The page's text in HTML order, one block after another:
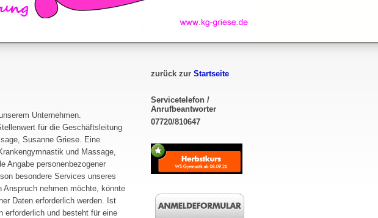
Unternehmen.
für die Geschäftsleitung
Susanne Griese. Eine
und Massage,
Angabe personenbezogener
besondere Services unseres
Anspruch nehmen möchte, könnte
Daten erforderlich werden. Ist
erforderlich und besteht für eine
zurück zur Startseite
Servicetelefon /
Anrufbeantworter
07720/810647